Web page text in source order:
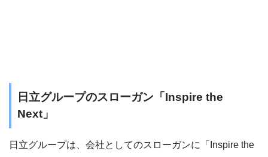
日立グループのスローガン「Inspire the
Next」
日立グループは、会社としてのスローガンに「Inspire the